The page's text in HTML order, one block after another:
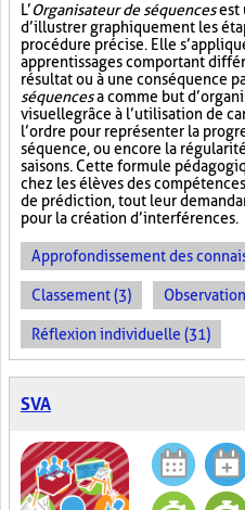
L’Organisateur de séquencesest
d’illustrer graphiquement les
procédure précise. Elle
apprentissages comportant
résultat ou à une conséquence
séquencesa comme but
visuellegrâce à l’utilisation de
l’ordre pour représenter la
séquence, ou encore la
saisons. Cette formule
chez les élèves des
de prédiction, tout leur
pour la création d’interférences.
Approfondissement des
Classement (3)
Réflexion individuelle (31)
SVA